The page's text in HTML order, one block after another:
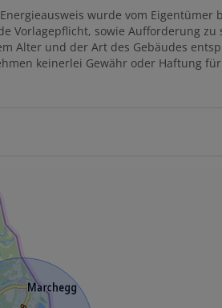
wurde vom Eigentümer
Vorlagepflicht, sowie Aufforderung zu
Alter und der Art des Gebäudes
keinerlei Gewähr oder Haftung